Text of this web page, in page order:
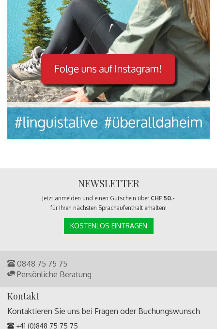
NEWSLETTER
Jetzt anmelden und einen Gutschein über CHF 50.-
für Ihren nächsten Sprachaufenthalt erhalten!
KOSTENLOS EINTRAGEN
0848 75 75 75
Persönliche Beratung
Kontakt
Kontaktieren Sie uns bei Fragen oder Buchungswunsch
+41 (0)848 75 75 75